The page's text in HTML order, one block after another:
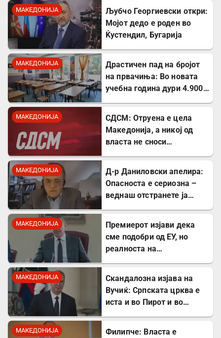
МАКЕДОНИЈА
Љубчо Георгиевски откри:
Мојот дедо е роден во
Ќустендил, Бугарија
МАКЕДОНИЈА
Драстичен пад на бројот
на првачиња: Во новата
учебна година дури 4.900
МАКЕДОНИЈА
СДСМ: Отруена е цела
Македонија, а никој од
власта не сноси
МАКЕДОНИЈА
Д-р Даниловски апелира:
Опасноста е сериозна –
веднаш отстранете ја
западнонилска треска!
МАКЕДОНИЈА
Премиерот изјави дека
сме подобри од ЕУ, но
реалноста на
МАКЕДОНИЈА
Скандалозна изјава на
Вучиќ: Српската црква е
иста и во Пирот и во
МАКЕДОНИЈА
Филипче: Власта е